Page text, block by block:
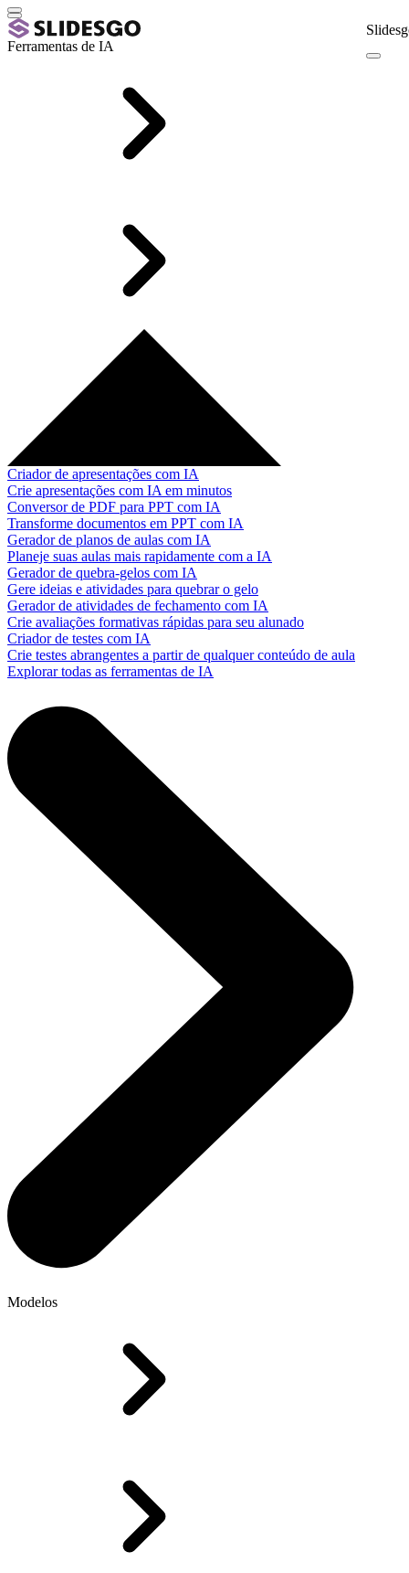
Ferramentas de IA
Criador de apresentações com IA
Crie apresentações com IA em minutos
Conversor de PDF para PPT com IA
Transforme documentos em PPT com IA
Gerador de planos de aulas com IA
Planeje suas aulas mais rapidamente com a IA
Gerador de quebra-gelos com IA
Gere ideias e atividades para quebrar o gelo
Gerador de atividades de fechamento com IA
Crie avaliações formativas rápidas para seu alunado
Criador de testes com IA
Crie testes abrangentes a partir de qualquer conteúdo de aula
Explorar todas as ferramentas de IA
Modelos